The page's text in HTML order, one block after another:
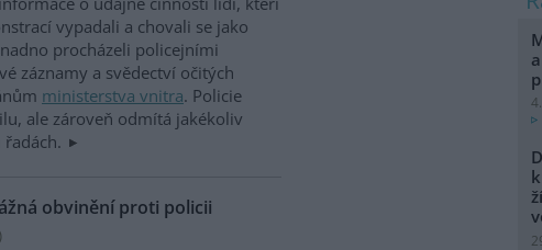
vypadali a chovali se jako
procházeli policejními
záznamy a svědectví očitých
ministerstva vnitra. Policie
ale zároveň odmítá jakékoliv
obvinění proti policii